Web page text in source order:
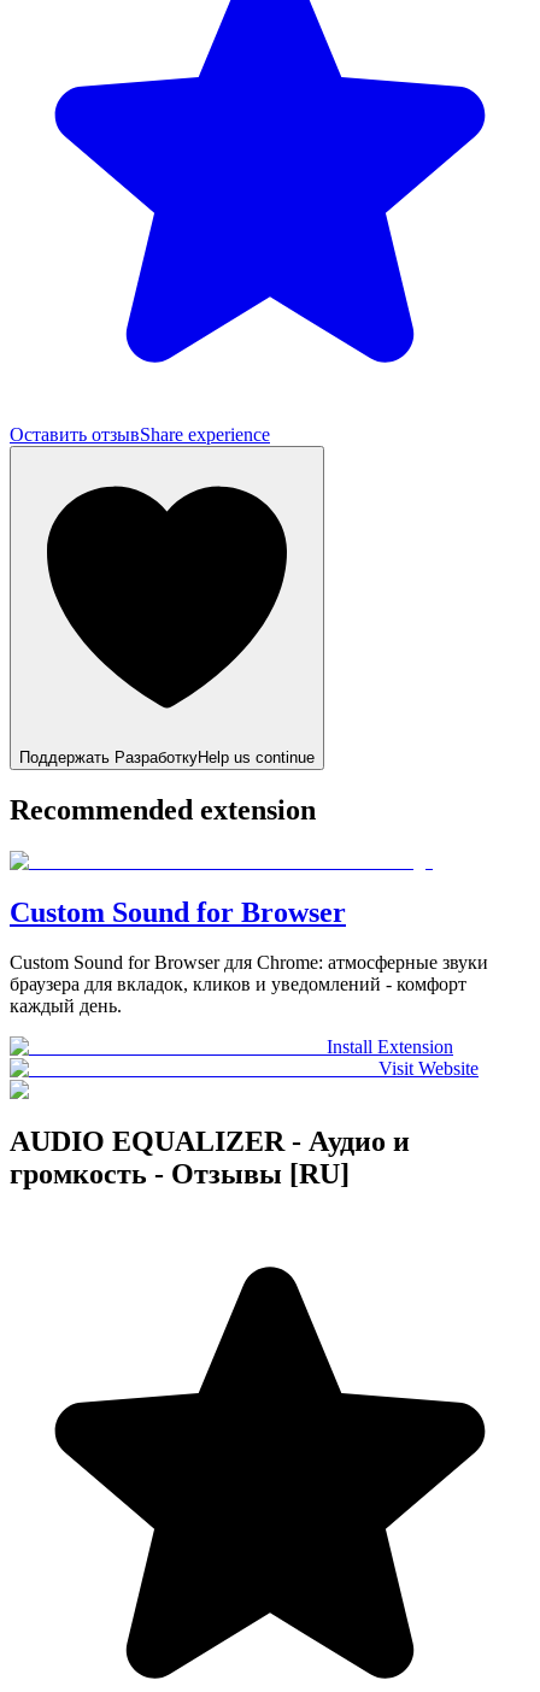
Оставить отзывShare experience
Поддержать РазработкуHelp us continue
Recommended extension
Custom Sound for Browser
Custom Sound for Browser для Chrome: атмосферные звуки
браузера для вкладок, кликов и уведомлений - комфорт
каждый день.
Install Extension
Visit Website
AUDIO EQUALIZER - Аудио и
громкость - Отзывы [RU]